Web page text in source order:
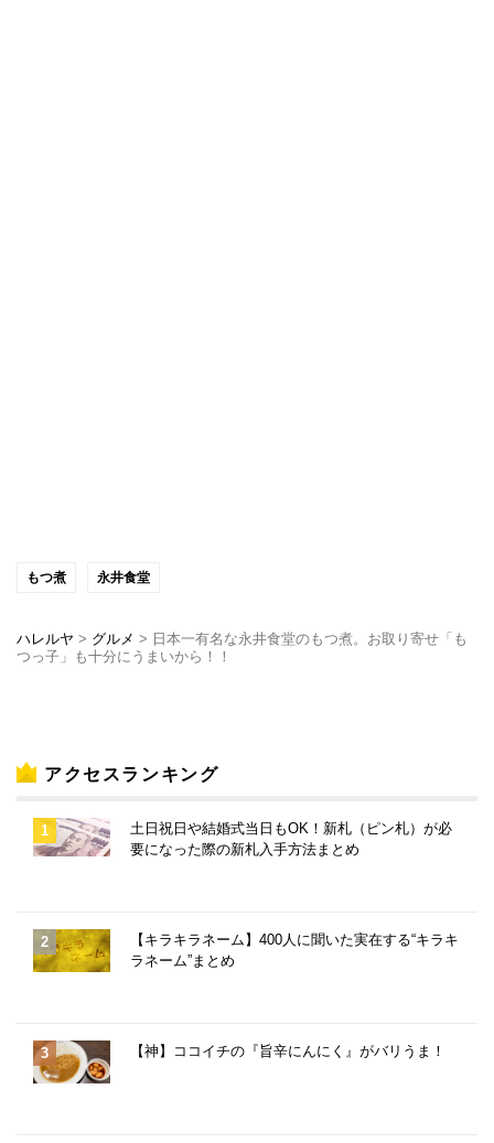
もつ煮 永井食堂
ハレルヤ > グルメ > 日本一有名な永井食堂のもつ煮。お取り寄せ「も
つっ子」も十分にうまいから！！
アクセスランキング
土日祝日や結婚式当日もOK！新札（ピン札）が必
要になった際の新札入手方法まとめ
【キラキラネーム】400人に聞いた実在する“キラキ
ラネーム”まとめ
【神】ココイチの『旨辛にんにく』がバリうま！